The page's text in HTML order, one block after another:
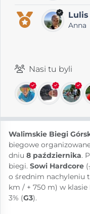
Lulis
Anna
Nasi tu byli
Walimskie Biegi
biegowe
dniu 8 października.
biegi. Sowi Hardcore
o średnim nachyleniu
km / + 750 m) w klasie
3% (G3).